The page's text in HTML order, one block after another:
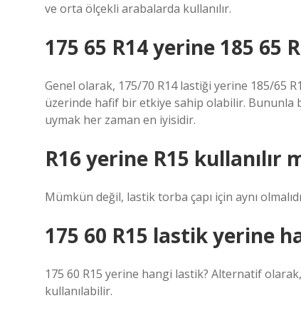
ve orta ölçekli arabalarda kullanılır.
175 65 R14 yerine 185
Genel olarak, 175/70 R14 lastiği yerine 185/65
üzerinde hafif bir etkiye sahip olabilir. Bununla
uymak her zaman en iyisidir.
R16 yerine R15 kullanılır
Mümkün değil, lastik torba çapı için aynı
175 60 R15 lastik yerine
175 60 R15 yerine hangi lastik? Alternatif
kullanılabilir.